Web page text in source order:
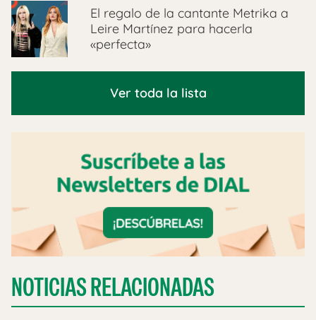
El regalo de la cantante Metrika a
Leire Martínez para hacerla
«perfecta»
Ver toda la lista
NOTICIAS RELACIONADAS